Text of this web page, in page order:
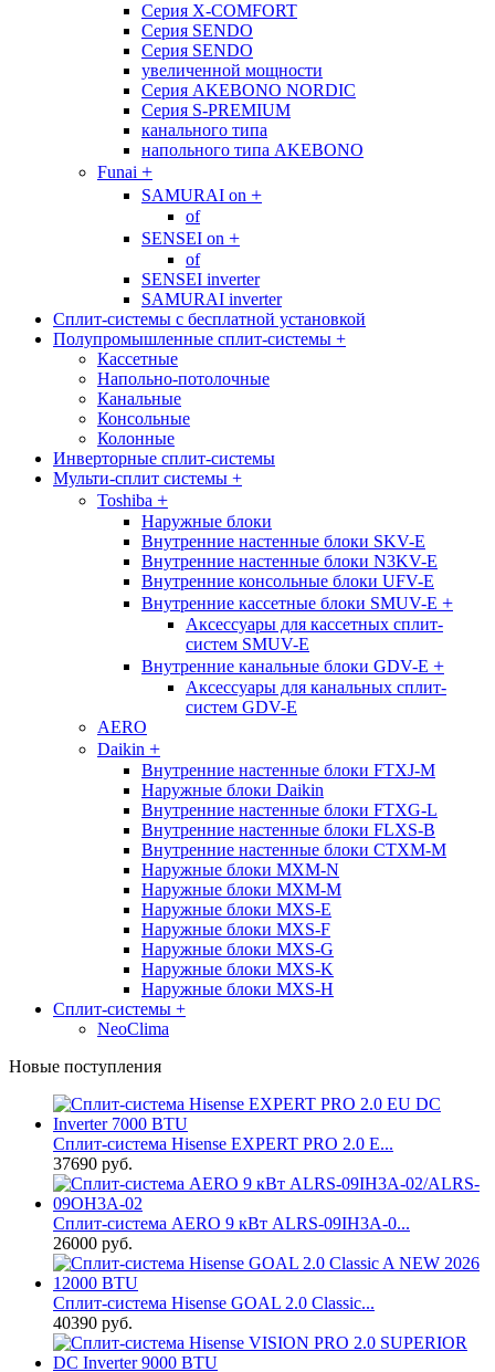
Cерия X-COMFORT
Cерия SENDO
Cерия SENDO
увеличенной мощности
Cерия AKEBONO NORDIC
Cерия S-PREMIUM
канального типа
напольного типа AKEBONO
Funai +
SAMURAI on +
of
SENSEI on +
of
SENSEI inverter
SAMURAI inverter
Сплит-системы с бесплатной установкой
Полупромышленные сплит-системы +
Кассетные
Напольно-потолочные
Канальные
Консольные
Колонные
Инверторные сплит-системы
Мульти-сплит системы +
Toshiba +
Наружные блоки
Внутренние настенные блоки SKV-E
Внутренние настенные блоки N3KV-E
Внутренние консольные блоки UFV-E
Внутренние кассетные блоки SMUV-E +
Аксессуары для кассетных сплит-
систем SMUV-E
Внутренние канальные блоки GDV-E +
Аксессуары для канальных сплит-
систем GDV-E
AERO
Daikin +
Внутренние настенные блоки FTXJ-M
Наружные блоки Daikin
Внутренние настенные блоки FTXG-L
Внутренние настенные блоки FLXS-B
Внутренние настенные блоки CTXM-M
Наружные блоки MXM-N
Наружные блоки MXM-M
Наружные блоки MXS-E
Наружные блоки MXS-F
Наружные блоки MXS-G
Наружные блоки MXS-K
Наружные блоки MXS-H
Сплит-системы +
NeoClima
Новые поступления
Сплит-система Hisense EXPERT PRO 2.0 E...
37690 руб.
Сплит-система AERO 9 кВт ALRS-09IH3A-0...
26000 руб.
Сплит-система Hisense GOAL 2.0 Classic...
40390 руб.